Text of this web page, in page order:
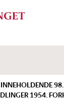
1954.